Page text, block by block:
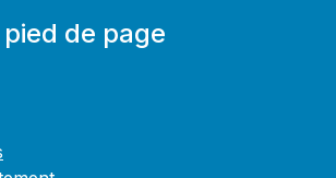
de page